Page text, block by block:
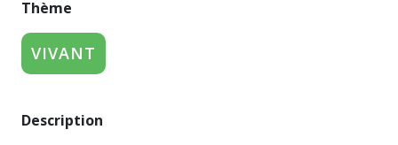
Thème
VIVANT
Description